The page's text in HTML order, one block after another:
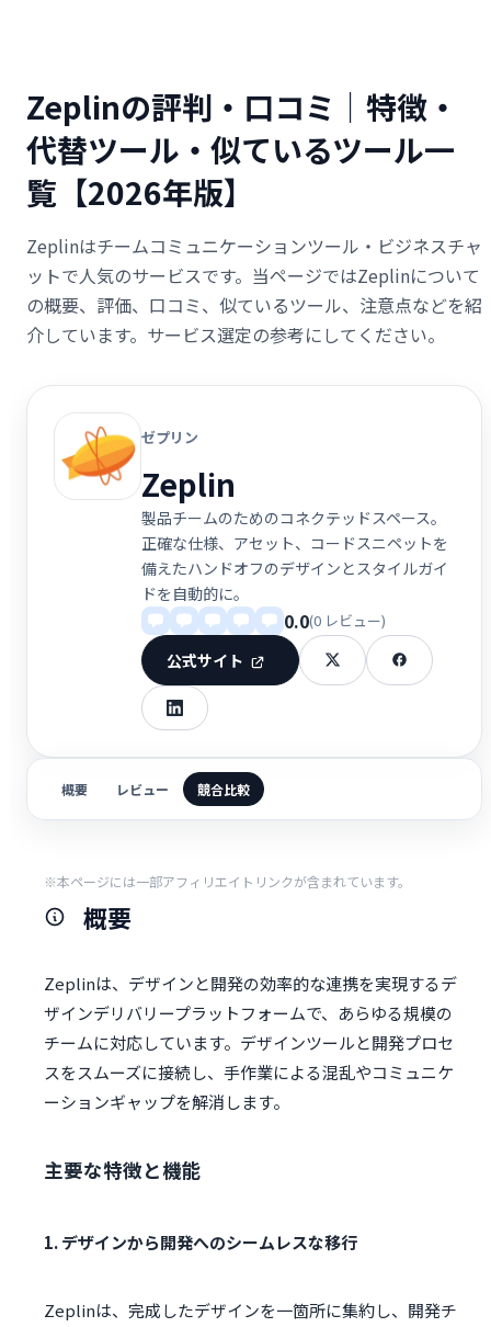
Zeplinの評判・口コミ｜特徴・
代替ツール・似ているツール一
覧【2026年版】
Zeplinはチームコミュニケーションツール・ビジネスチャ
ットで人気のサービスです。当ページではZeplinについて
の概要、評価、口コミ、似ているツール、注意点などを紹
介しています。サービス選定の参考にしてください。
ゼプリン
Zeplin
製品チームのためのコネクテッドスペース。
正確な仕様、アセット、コードスニペットを
備えたハンドオフのデザインとスタイルガイ
ドを自動的に。
0.0(0 レビュー)
公式サイト
概要 レビュー 競合比較
※本ページには一部アフィリエイトリンクが含まれています。
概要
Zeplinは、デザインと開発の効率的な連携を実現するデ
ザインデリバリープラットフォームで、あらゆる規模の
チームに対応しています。デザインツールと開発プロセ
スをスムーズに接続し、手作業による混乱やコミュニケ
ーションギャップを解消します。
主要な特徴と機能
1. デザインから開発へのシームレスな移行
Zeplinは、完成したデザインを一箇所に集約し、開発チ